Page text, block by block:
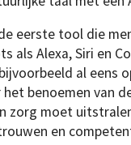
eerste tool die
als Alexa, Siri en
al eens
benoemen van
zorg moet
en